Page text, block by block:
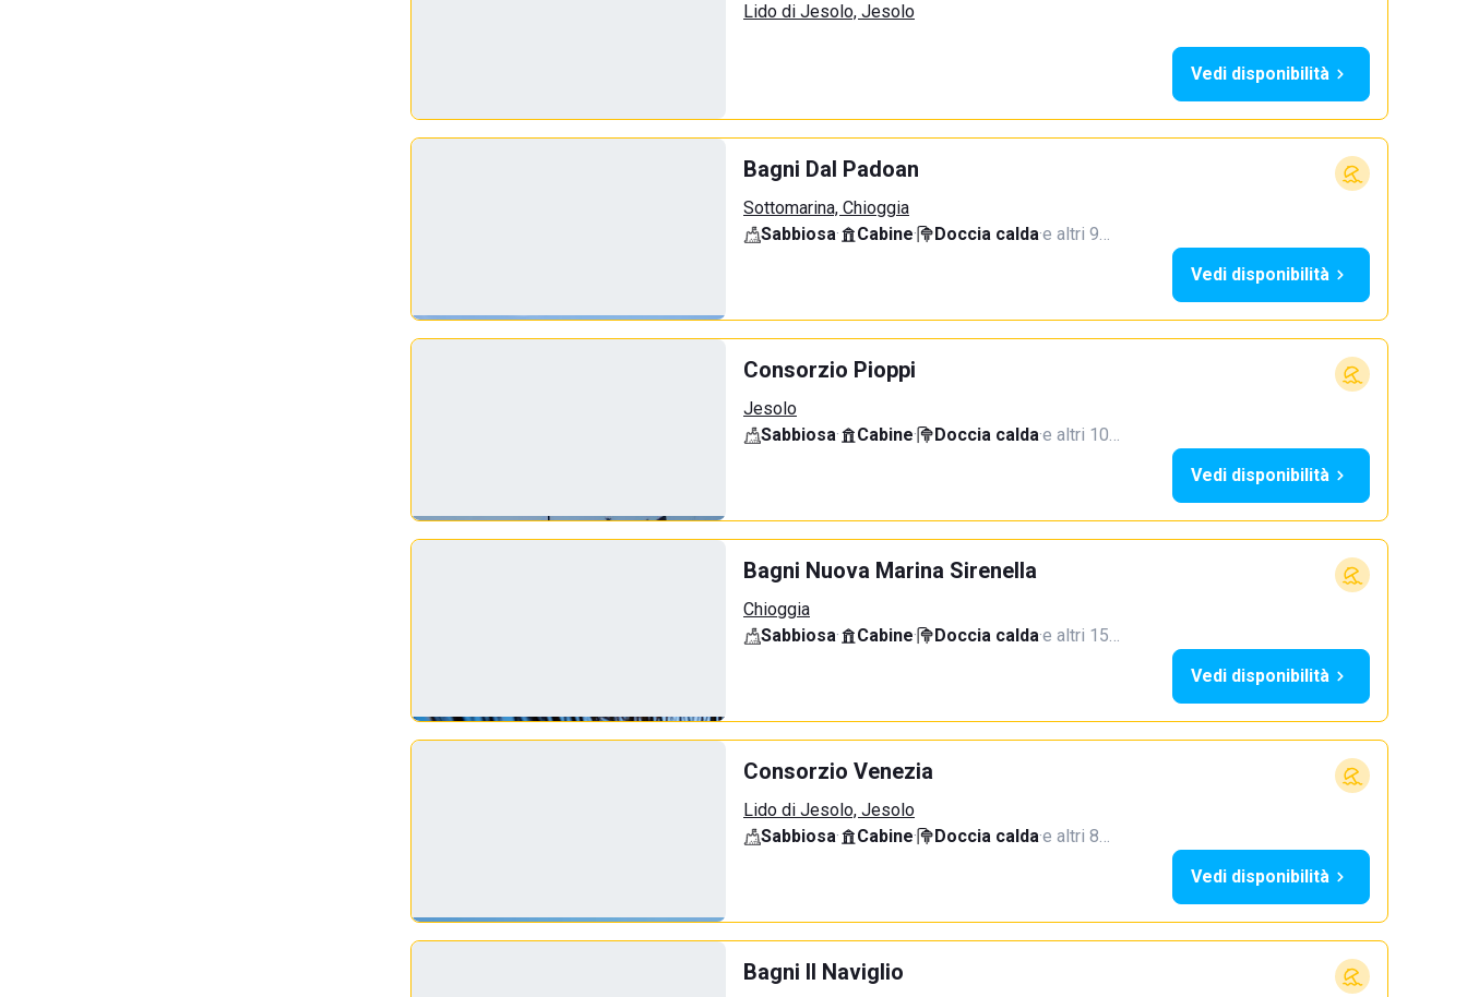
Lido di Jesolo, Jesolo
Vedi disponibilità
Bagni Dal Padoan
Sottomarina, Chioggia
Sabbiosa· Cabine· Doccia calda·e altri 9…
Vedi disponibilità
Consorzio Pioppi
Jesolo
Sabbiosa· Cabine· Doccia calda·e altri 10…
Vedi disponibilità
Bagni Nuova Marina Sirenella
Chioggia
Sabbiosa· Cabine· Doccia calda·e altri 15…
Vedi disponibilità
Consorzio Venezia
Lido di Jesolo, Jesolo
Sabbiosa· Cabine· Doccia calda·e altri 8…
Vedi disponibilità
Bagni Il Naviglio